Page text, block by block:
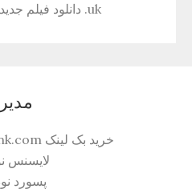
.uk دانلود فیلم جدید آگهی استخدام
خرید بک لینک behtarinbacklink.com
لایسنس
پسورد نود